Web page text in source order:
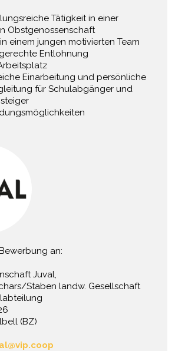
an:
Juval,
Staben landw. Gesellschaft
(BZ)
Tätigkeit in einer
Obstgenossenschaft
einem jungen motivierten Team
Entlohnung
Einarbeitung und persönliche
für Schulabgänger und